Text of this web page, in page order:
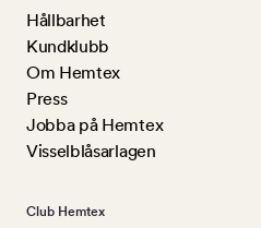
Hållbarhet
Kundklubb
Om Hemtex
Press
Jobba på Hemtex
Visselblåsarlagen
Club Hemtex